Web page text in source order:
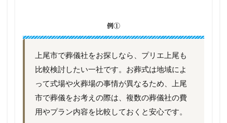
例①
上尾市で葬儀社をお探しなら、プリエ上尾も
比較検討したい一社です。お葬式は地域によ
って式場や火葬場の事情が異なるため、上尾
市で葬儀をお考えの際は、複数の葬儀社の費
用やプラン内容を比較しておくと安心です。